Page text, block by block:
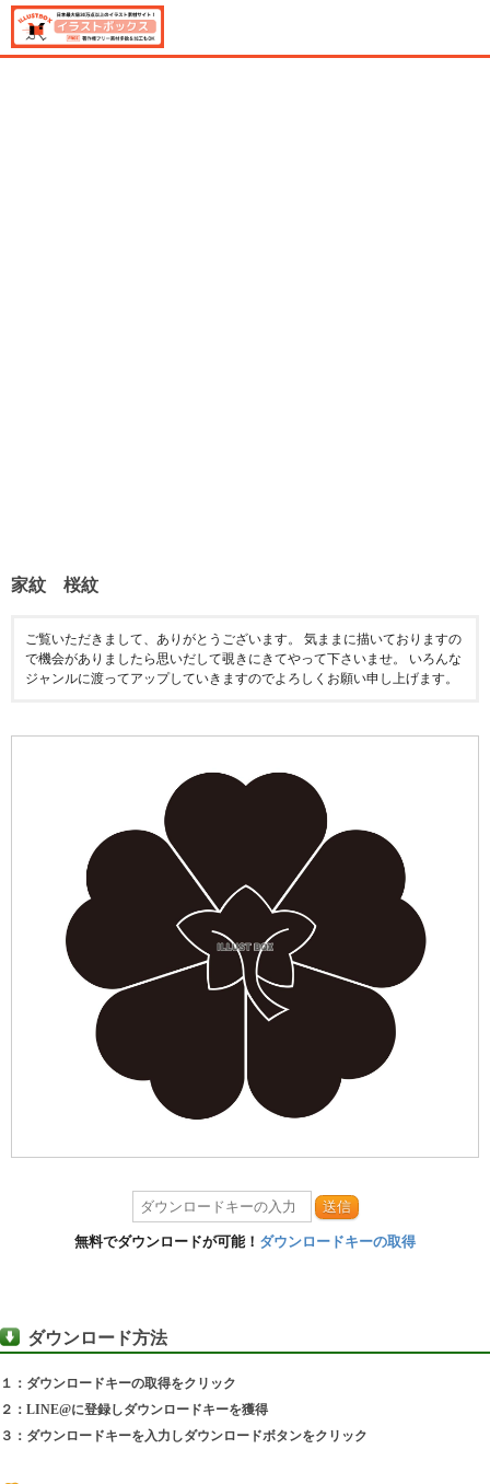
家紋 桜紋
ご覧いただきまして、ありがとうございます。 気ままに描いておりますの
で機会がありましたら思いだして覗きにきてやって下さいませ。 いろんな
ジャンルに渡ってアップしていきますのでよろしくお願い申し上げます。
送信
無料でダウンロードが可能！ ダウンロードキーの取得
ダウンロード方法
１：ダウンロードキーの取得をクリック
２：LINE@に登録しダウンロードキーを獲得
３：ダウンロードキーを入力しダウンロードボタンをクリック